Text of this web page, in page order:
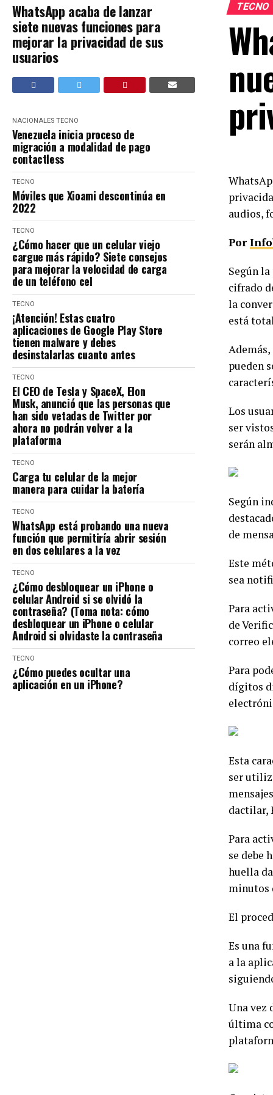
WhatsApp acaba de lanzar
siete nuevas funciones para
mejorar la privacidad de sus
usuarios
NACIONALES TECNO
Venezuela inicia proceso de
migración a modalidad de pago
contactless
TECNO
Móviles que Xioami descontinúa en
2022
TECNO
¿Cómo hacer que un celular viejo
cargue más rápido? Siete consejos
para mejorar la velocidad de carga
de un teléfono cel
TECNO
¡Atención! Estas cuatro
aplicaciones de Google Play Store
tienen malware y debes
desinstalarlas cuanto antes
TECNO
El CEO de Tesla y SpaceX, Elon
Musk, anunció que las personas que
han sido vetadas de Twitter por
ahora no podrán volver a la
plataforma
TECNO
Carga tu celular de la mejor
manera para cuidar la batería
TECNO
WhatsApp está probando una nueva
función que permitiría abrir sesión
en dos celulares a la vez
TECNO
¿Cómo desbloquear un iPhone o
celular Android si se olvidó la
contraseña? (Toma nota: cómo
desbloquear un iPhone o celular
Android si olvidaste la contraseña
TECNO
¿Cómo puedes ocultar una
aplicación en un iPhone?
TECNO
audios,
Por
Según
cifrado
la
está
pueden
Los
ser
serán
Según
de
Este
sea
Para
de
correo
Para
dígitos
Esta
ser
dactilar,
Para
se debe
huella
minutos
El
Es una
a la
Una vez
última